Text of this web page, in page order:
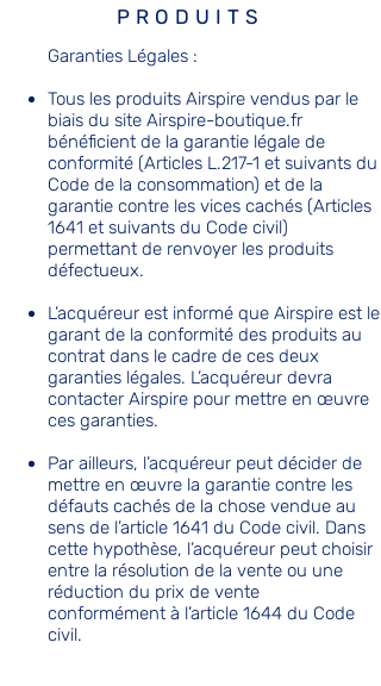
PRODUITS
Garanties Légales :
Tous les produits Airspire vendus par le
biais du site Airspire-boutique.fr
bénéficient de la garantie légale de
conformité (Articles L.217-1 et suivants du
Code de la consommation) et de la
garantie contre les vices cachés (Articles
1641 et suivants du Code civil)
permettant de renvoyer les produits
défectueux.
L’acquéreur est informé que Airspire est le
garant de la conformité des produits au
contrat dans le cadre de ces deux
garanties légales. L’acquéreur devra
contacter Airspire pour mettre en œuvre
ces garanties.
Par ailleurs, l’acquéreur peut décider de
mettre en œuvre la garantie contre les
défauts cachés de la chose vendue au
sens de l’article 1641 du Code civil. Dans
cette hypothèse, l’acquéreur peut choisir
entre la résolution de la vente ou une
réduction du prix de vente
conformément à l’article 1644 du Code
civil.